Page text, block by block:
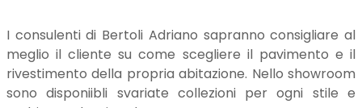
I consulenti di Bertoli Adriano sapranno consigliare al
meglio il cliente su come scegliere il pavimento e il
rivestimento della propria abitazione. Nello showroom
sono disponiibli svariate collezioni per ogni stile e